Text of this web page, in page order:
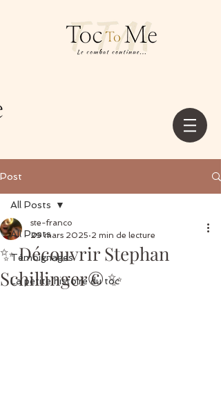
Post
All Posts
Témoignages
La petite histoire du toc
All Posts
✨ Découvrir Stephan
Schillinger© ✨
ste-franco
29 mars 2025 2 min de lecture